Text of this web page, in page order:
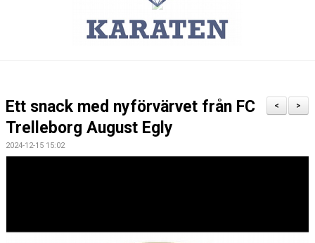
BILDGALLERI
DOKUMENT
>
<
Ett snack med nyförvärvet från FC
Trelleborg August Egly
2024-12-15 15:02